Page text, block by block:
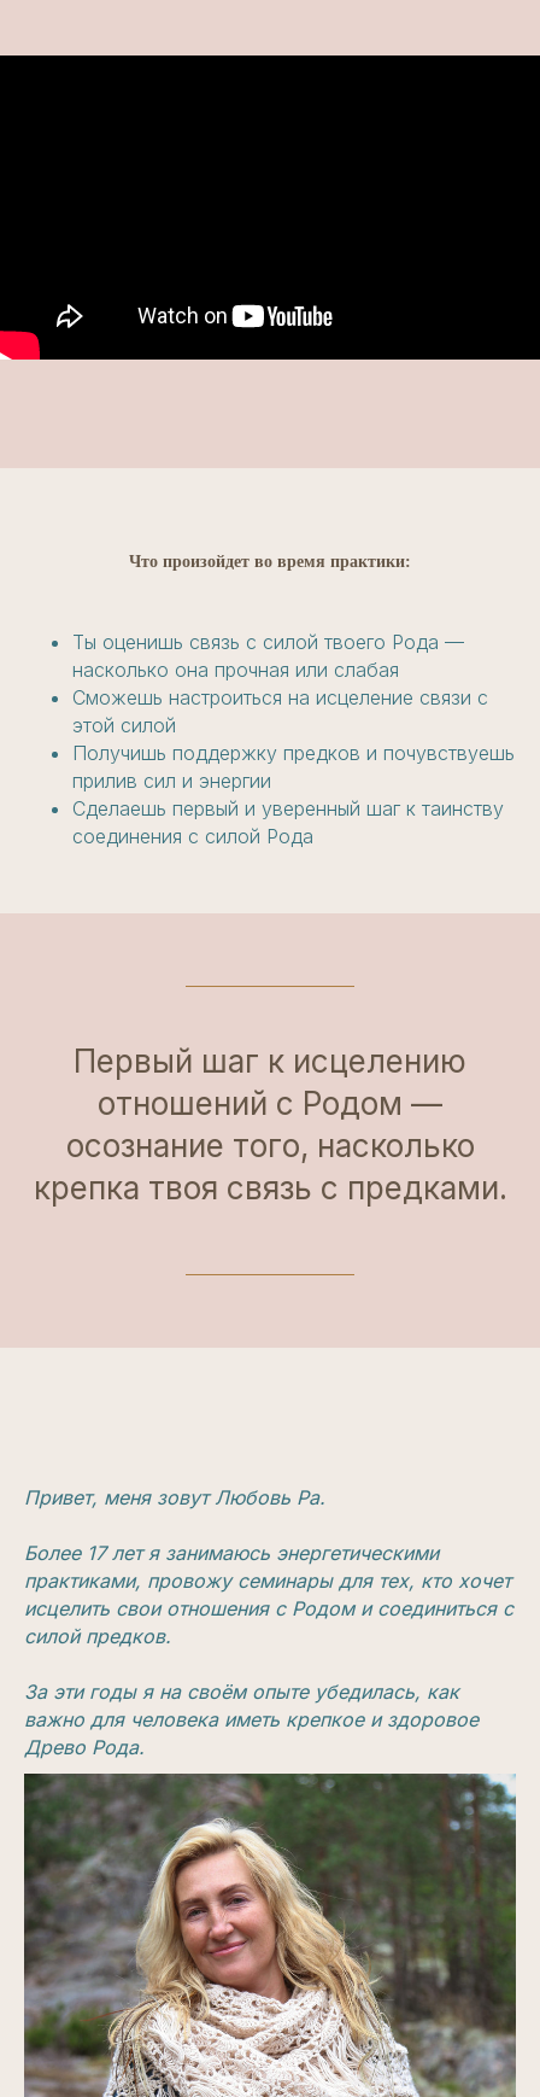
Что произойдет во время практики:
Ты оценишь связь с силой твоего Рода —
насколько она прочная или слабая
Сможешь настроиться на исцеление связи с
этой силой
Получишь поддержку предков и почувствуешь
прилив сил и энергии
Сделаешь первый и уверенный шаг к таинству
соединения с силой Рода
Первый шаг к исцелению
отношений с Родом —
осознание того, насколько
крепка твоя связь с предками.
Привет, меня зовут Любовь Ра.
Более 17 лет я занимаюсь энергетическими
практиками, провожу семинары для тех, кто хочет
исцелить свои отношения с Родом и соединиться с
силой предков.
За эти годы я на своём опыте убедилась, как
важно для человека иметь крепкое и здоровое
Древо Рода.